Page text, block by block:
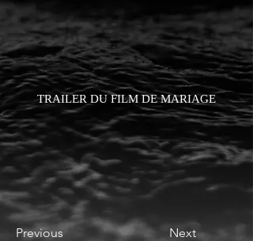
TRAILER DU FILM DE MARIAGE
Previous Next